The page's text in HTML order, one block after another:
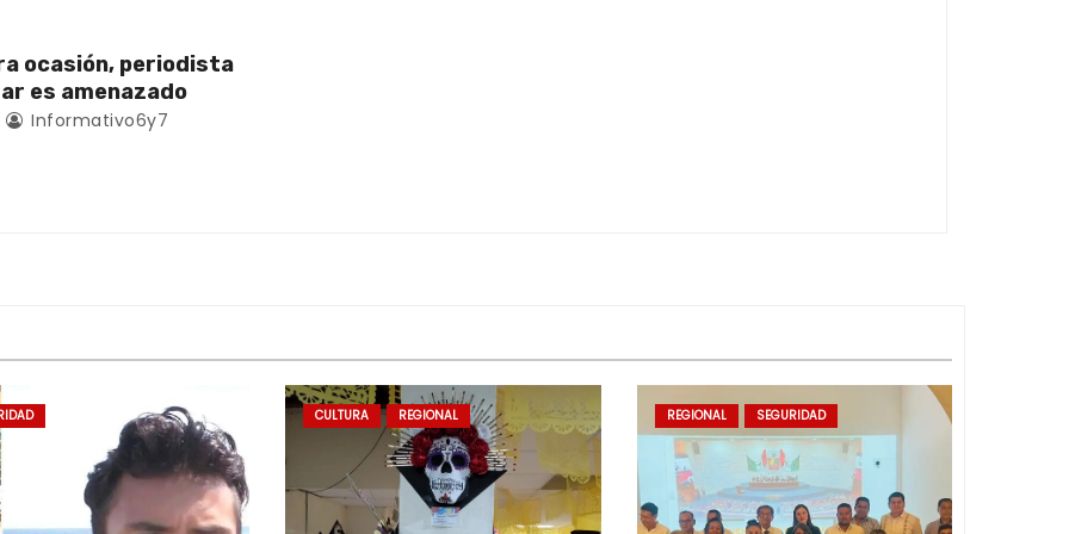
ocasión, periodista
es amenazado
Informativo6y7
CULTURA REGIONAL REGIONAL SEGURIDAD